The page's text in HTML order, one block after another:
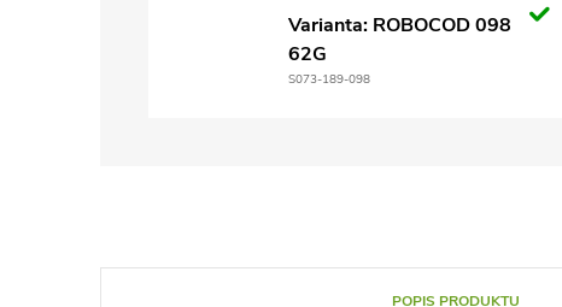
Varianta: ROBOCOD 098
62G
S073-189-098
POPIS PRODUKTU